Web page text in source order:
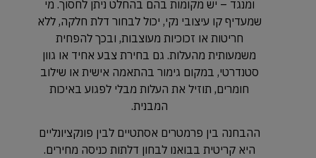
ומנגד – יש מקומות בהם בהחלט ניתן לחסוך. מי
שמעדיף קו עיצובי נקי, יכול לבחור דלת חלקה, ללא
חריטות או זכוכיות מעוצבות, ובכך להפחית
משמעותית מהעלות. גם בחירת צבע אחיד או גוון
סטנדרטי, במקום גימור בהתאמה אישית או שילוב
חומרים, תוזיל את העלות מבלי לפגוע באיכות
המבנית.
ההבחנה בין פרמטרים אסתטיים לבין פונקציונליים
היא קריטית בבואנו לבחון דלתות כניסה מחירים.